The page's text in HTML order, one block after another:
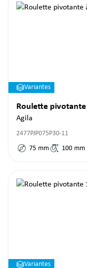
Variantes
Roulette
Agila
2477PJP075P30-11
75 mm 100 mm
Variantes